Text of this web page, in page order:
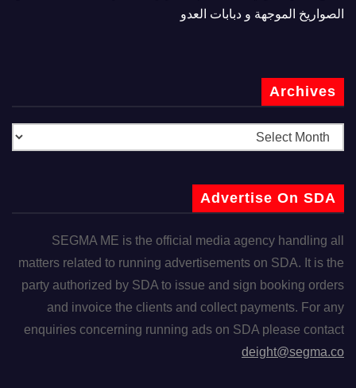
الصواريخ الموجهة و دبابات العدو
Archives
Advertise On SDA
SEGMA ME is the official media agency handling all
matters related to running advertisements on SDA. It is the
party authorized by SDA to issue and sign booking orders
and invoice the clients and collect payments. For any
enquiries concerning running ads on SDA please contact
deight@segma.co